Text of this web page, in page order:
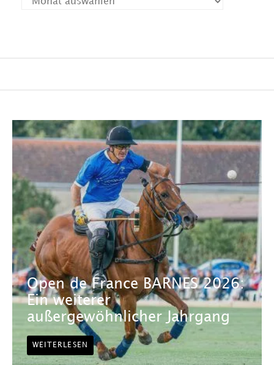
Open de France BARNES 2026:
Ein weiterer
außergewöhnlicher Jahrgang
WEITERLESEN